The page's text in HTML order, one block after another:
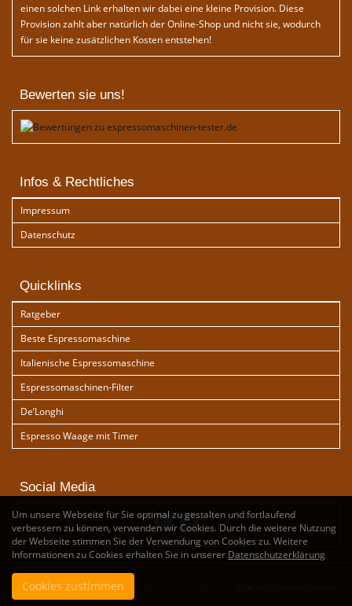
einen solchen Link erhalten wir dabei eine kleine Provision. Diese
Provision zahlt aber natürlich der Online-Shop und nicht sie, wodurch
für sie keine zusätzlichen Kosten entstehen!
Bewerten sie uns!
Infos & Rechtliches
Impressum
Datenschutz
Quicklinks
Ratgeber
Beste Espressomaschine
Italienische Espressomaschine
Espressomaschinen-Filter
De’Longhi
Espresso Waage mit Timer
Social Media
Copyright bywww.espressomaschinen-tester.de
Um unsere Webseite für Sie optimal zu gestalten und fortlaufend
verbessern zu können, verwenden wir Cookies. Durch die weitere Nutzung
der Webseite stimmen Sie der Verwendung von Cookies zu. Weitere
Informationen zu Cookies erhalten Sie in unserer Datenschutzerklärung
Cookies zustimmen